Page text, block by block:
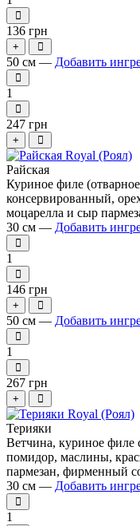
136 грн
+
50 см — Добавить
1
247 грн
+
Райская
Куриное филе
консервированный,
моцарелла и сыр
30 см — Добавить
1
146 грн
+
50 см — Добавить
1
267 грн
+
Терияки
Ветчина, куриное филе
помидор, маслины,
пармезан, фирменный
30 см — Добавить
1